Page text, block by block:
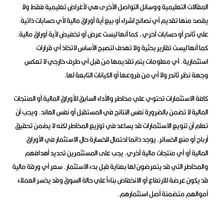
المقالات التعليمية ووسائل التواصل الأخرى هي لأغراض تعليمية فقط ولا
يقصد منها تقديم أي نصائح لشراء أو بيع أية أوراق مالية لأي حسابات ذاتية
علي ثاندر أو حسابات أخري، كما أنها ليست عرض أو تخفيض لأية أوراق مالية.
كما أنها ليست تقارير بحثية ولا تهدف لتصبح الأساس لاتخاذ أي قرارات
استثمارية. أي معلومات يتم تقديمها من قبل أي طرف خارجي لا تعكس
وجهة نظر ثاندر ولا أي من فروعها أو الكيانات التابعة لها.
كافة الاستثمارات تحتوي علي مخاطر والأداء السابق للأوراق المالية أو المنتجات
المالية لا تضمن بالضرورة نفس النتائج في المستقبل أو نفس العائد. ويجب أن
تعلم أن تنويع الاستثمارات قد يساعد في توزيع المخاطر لكنه لا يضمن تحقيق
أرباح أو منع الخسائر. يوجد دائما احتمال للخسارة حال الاستثمار في الأوراق
المالية أو أي منتجات مالية أخري. يجب على المستثمرين تحديد أهدافهم
والمخاطر التي قد يتعرضون لها بعناية قبل بدء الاستثمار. سعر أي ورقة مالية
قد يكون عرضة للارتفاع أو الانخفاض بناءاً علي حالة السوق وقد يخسر العملاء
أموالهم متضمنة أصل استثمارهم.